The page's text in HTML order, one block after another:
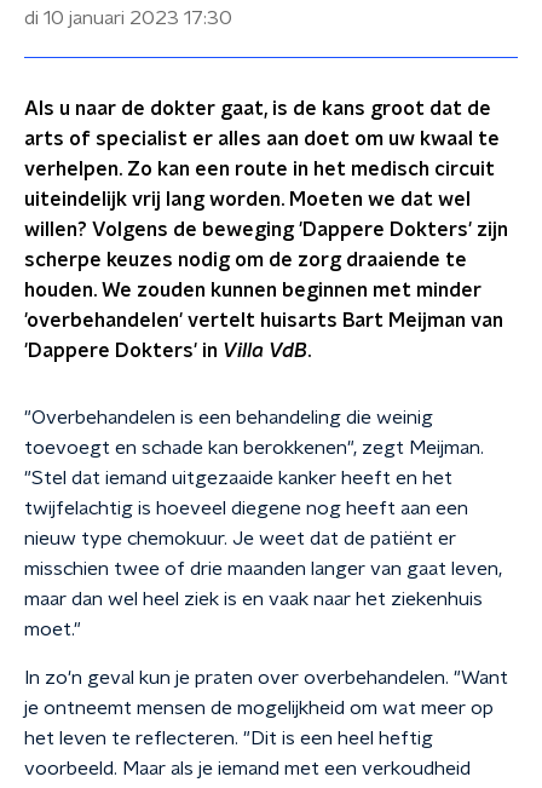
di 10 januari 2023 17:30
Als u naar de dokter gaat, is de kans groot dat de
arts of specialist er alles aan doet om uw kwaal te
verhelpen. Zo kan een route in het medisch circuit
uiteindelijk vrij lang worden. Moeten we dat wel
willen? Volgens de beweging 'Dappere Dokters' zijn
scherpe keuzes nodig om de zorg draaiende te
houden. We zouden kunnen beginnen met minder
'overbehandelen' vertelt huisarts Bart Meijman van
'Dappere Dokters' in Villa VdB.
"Overbehandelen is een behandeling die weinig
toevoegt en schade kan berokkenen", zegt Meijman.
"Stel dat iemand uitgezaaide kanker heeft en het
twijfelachtig is hoeveel diegene nog heeft aan een
nieuw type chemokuur. Je weet dat de patiënt er
misschien twee of drie maanden langer van gaat leven,
maar dan wel heel ziek is en vaak naar het ziekenhuis
moet."
In zo'n geval kun je praten over overbehandelen. "Want
je ontneemt mensen de mogelijkheid om wat meer op
het leven te reflecteren. "Dit is een heel heftig
voorbeeld. Maar als je iemand met een verkoudheid